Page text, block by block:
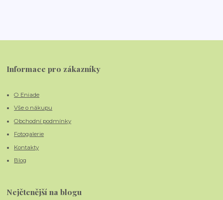
Informace pro zákazníky
O Eniade
Vše o nákupu
Obchodní podmínky
Fotogalerie
Kontakty
Blog
Nejčtenější na blogu